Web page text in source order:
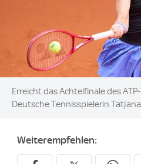
Image:
Erreicht das Achtelfinale des
Deutsche Tennisspielerin
Weiterempfehlen: